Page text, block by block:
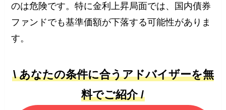
のは危険です。特に金利上昇局面では、国内債券
ファンドでも基準価額が下落する可能性がありま
す。
\ あなたの条件に合うアドバイザーを無
料でご紹介 /